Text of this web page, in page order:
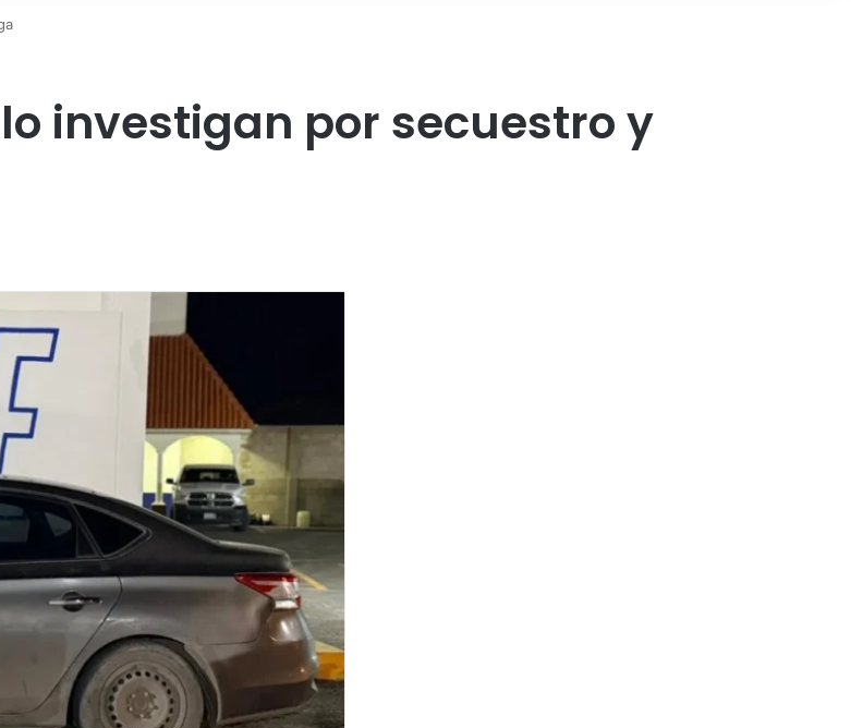
lo investigan por secuestro y